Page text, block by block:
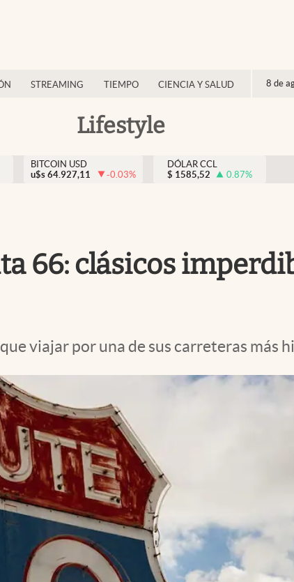
STREAMING TIEMPO CIENCIA Y SALUD 8 de
Lifestyle
BITCOIN USD
u$s 64.927,11 -0.03%
DÓLAR CCL
$ 1585,52 0.87%
66: clásicos
viajar por una de sus carreteras más